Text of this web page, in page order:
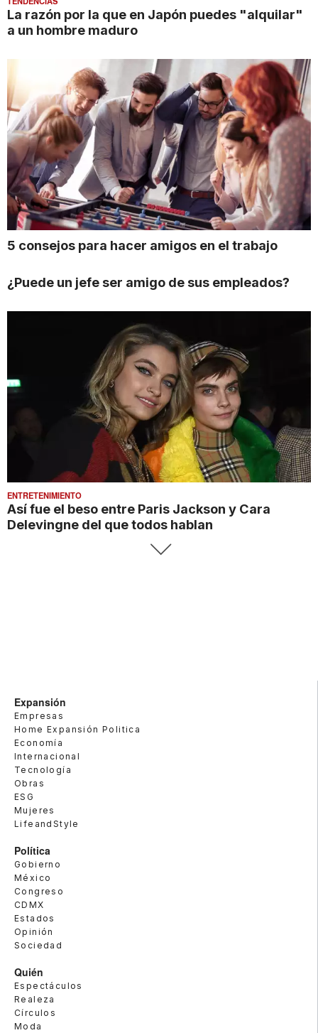
La razón por la que en Japón puedes "alquilar"
a un hombre maduro
5 consejos para hacer amigos en el trabajo
¿Puede un jefe ser amigo de sus empleados?
ENTRETENIMIENTO
Así fue el beso entre Paris Jackson y Cara
Delevingne del que todos hablan
Expansión
Empresas
Home Expansión Politica
Economía
Internacional
Tecnología
Obras
ESG
Mujeres
LifeandStyle
Política
Gobierno
México
Congreso
CDMX
Estados
Opinión
Sociedad
Quién
Espectáculos
Realeza
Círculos
Moda